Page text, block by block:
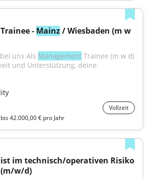
Trainee - Mainz / Wiesbaden (m w
uns Als Management Trainee (m w d)
und Unterstützung, deine
Vollzeit
42.000,00 € pro Jahr
(m/w/d)